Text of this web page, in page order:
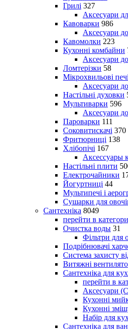
Грилі 327
Аксесуари
Кавоварки 986
Аксесуари
Кавомолки 223
Кухонні комбайни
Аксесуари
Ломтерізки 58
Мікрохвильові печі
Аксесуари
Настільні духовки
Мультиварки 596
Аксесуари
Пароварки 111
Соковитискачі 370
Фритюрниці 138
Хлібопічі 167
Аксессуары
Настільні плити
Електрочайники
Йогуртниці 44
Мультипечі і
Сушарки для
Сантехніка 8049
перейти в
Очистка воды 31
Фільтри для
Подрібнювачі
Система захисту
Витяжні
Сантехніка для
перейти в
Аксесуари
Кухонні
Кухонні
Набір для
Сантехніка для